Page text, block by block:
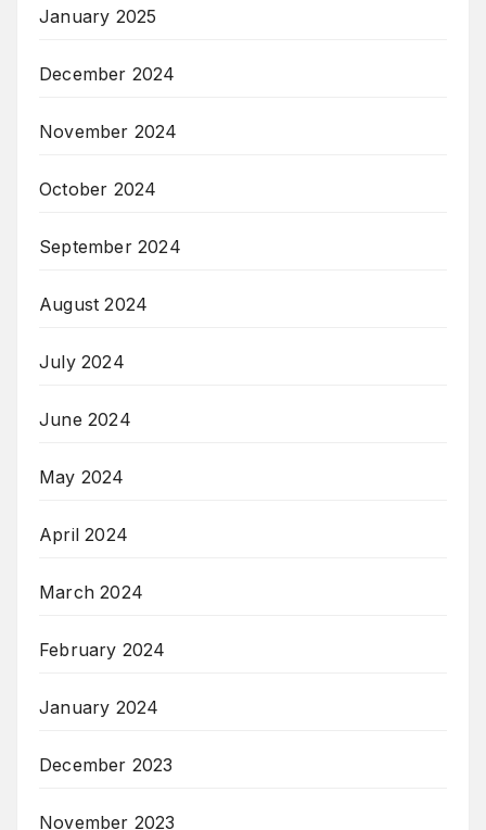
January 2025
December 2024
November 2024
October 2024
September 2024
August 2024
July 2024
June 2024
May 2024
April 2024
March 2024
February 2024
January 2024
December 2023
November 2023